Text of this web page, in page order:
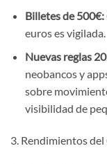
Billetes de 500€:
euros es vigilada.
Nuevas reglas
neobancos y
sobre
visibilidad de
3. Rendimientos